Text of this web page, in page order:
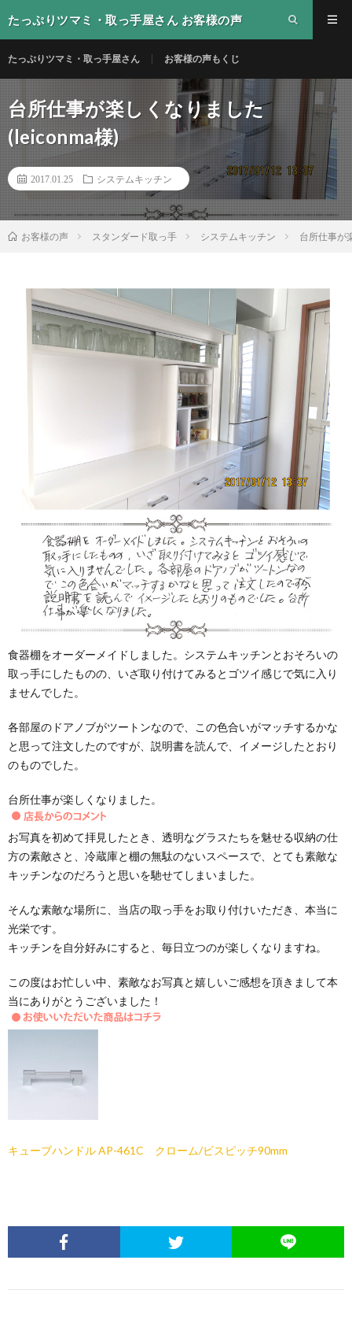
たっぷりツマミ・取っ手屋さん お客様の声
たっぷりツマミ・取っ手屋さん お客様の声もくじ
台所仕事が楽しくなりました
(leiconma様)
2017.01.25 システムキッチン
お客様の声 スタンダード取っ手 システムキッチン 台所仕事が
食器棚をオーダーメイドしました。システムキッチンとおそろいの
取っ手にしたものの、いざ取り付けてみるとゴツイ感じで気に入り
ませんでした。
各部屋のドアノブがツートンなので、この色合いがマッチするかな
と思って注文したのですが、説明書を読んで、イメージしたとおり
のものでした。
台所仕事が楽しくなりました。
お写真を初めて拝見したとき、透明なグラスたちを魅せる収納の仕
方の素敵さと、冷蔵庫と棚の無駄のないスペースで、とても素敵な
キッチンなのだろうと思いを馳せてしまいました。
そんな素敵な場所に、当店の取っ手をお取り付けいただき、本当に
光栄です。
キッチンを自分好みにすると、毎日立つのが楽しくなりますね。
この度はお忙しい中、素敵なお写真と嬉しいご感想を頂きまして本
当にありがとうございました！
キューブハンドル AP-461C クローム/ビスピッチ90mm